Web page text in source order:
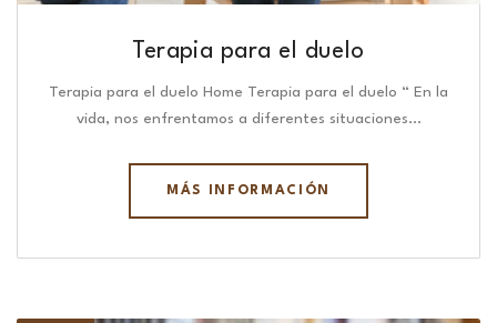
Terapia para el duelo
Terapia para el duelo Home Terapia para el duelo “ En la
vida, nos enfrentamos a diferentes situaciones…
MÁS INFORMACIÓN